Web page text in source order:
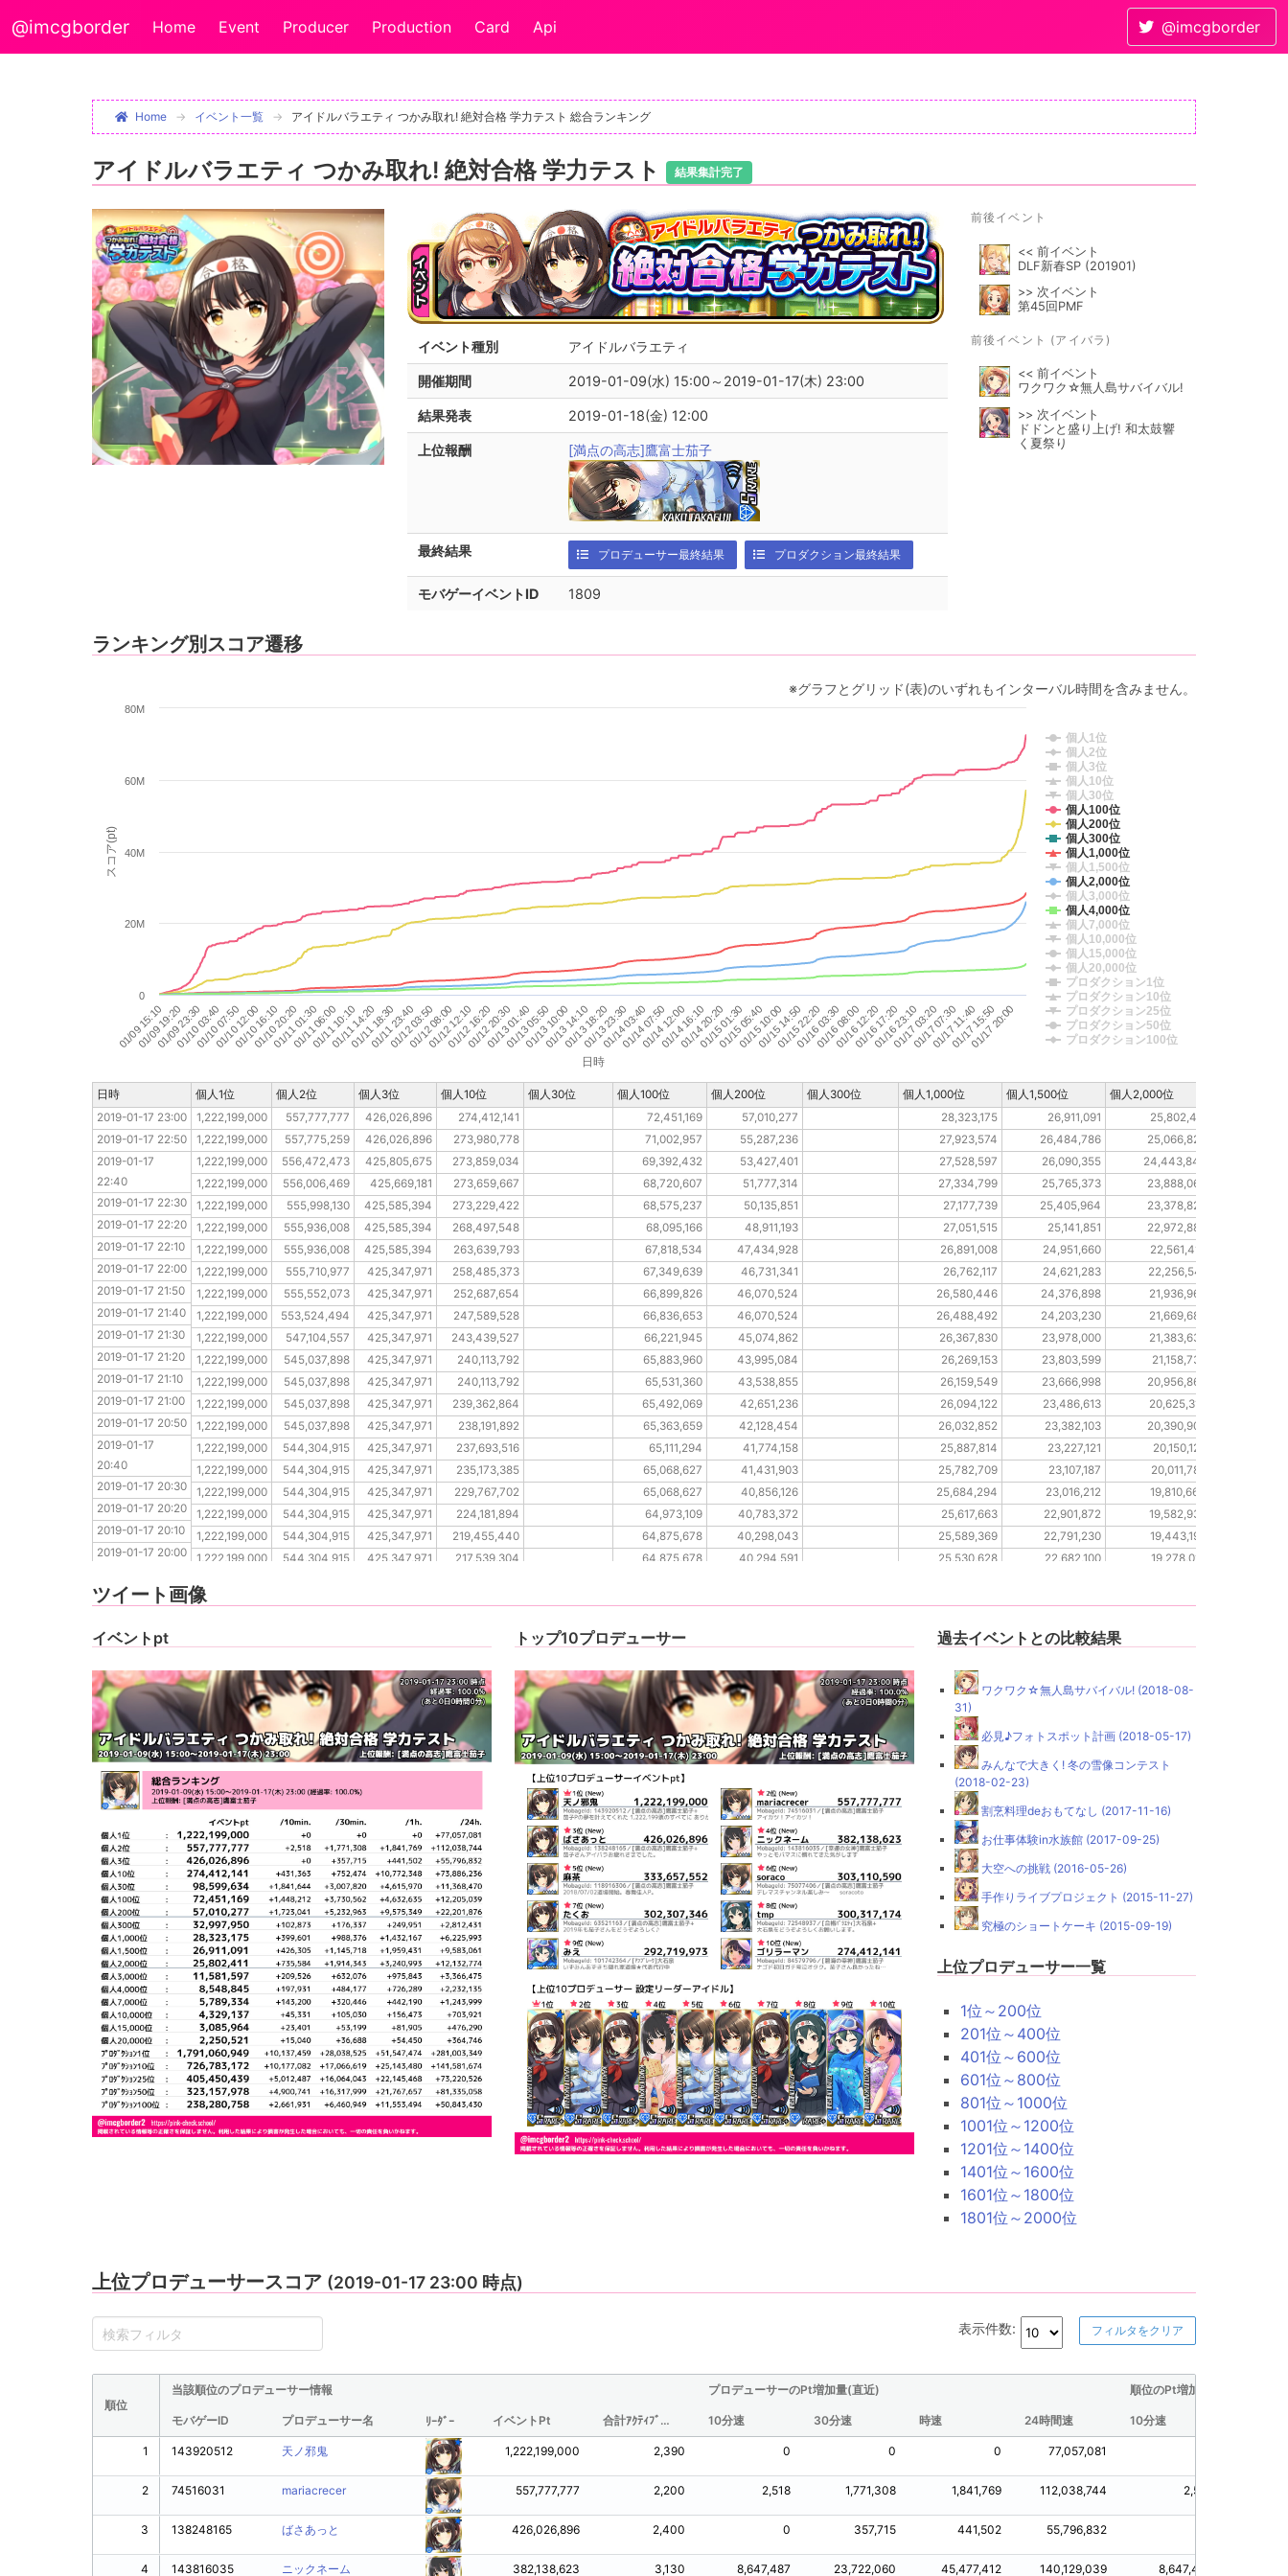
@imcgborder Home Event Producer Production Card Api @imcgborder
Home イベント一覧 アイドルバラエティ つかみ取れ! 絶対合格 学力テスト 総合ランキング
アイドルバラエティ つかみ取れ! 絶対合格 学力テスト 結果集計完了
イベント種別 アイドルバラエティ
開催期間 2019-01-09(水) 15:00～2019-01-17(木) 23:00
結果発表 2019-01-18(金) 12:00
上位報酬 [満点の高志]鷹富士茄子
最終結果 プロデューサー最終結果 プロダクション最終結果
モバゲーイベントID 1809
前後イベント
<< 前イベント
DLF新春SP (201901)
>> 次イベント
第45回PMF
前後イベント (アイバラ)
<< 前イベント
ワクワク☆無人島サバイバル!
>> 次イベント
ドドンと盛り上げ! 和太鼓響
く夏祭り
ランキング別スコア遷移
※グラフとグリッド(表)のいずれもインターバル時間を含みません。
日時
スコア(pt)
個人1位
個人2位
個人3位
個人10位
個人30位
個人100位
個人200位
個人300位
個人1,000位
個人1,500位
個人2,000位
個人3,000位
個人4,000位
個人7,000位
個人10,000位
個人15,000位
個人20,000位
プロダクション1位
プロダクション10位
プロダクション25位
プロダクション50位
プロダクション100位
01/09 15:10 01/13 18:20
01/09 19:20
01/09 23:30
01/10 03:40
01/10 07:50
01/10 12:00
01/10 16:10
01/10 20:20
01/11 01:30
01/11 06:00
01/11 10:10
01/11 14:20
01/11 18:30
01/11 23:40
01/12 03:50
01/12 08:00
01/12 12:10
01/12 16:20
01/12 20:30
01/13 01:40
01/13 05:50
01/13 10:00
01/13 14:1001/13 23:30
01/14 03:40
01/14 07:50
01/14 12:00
01/14 16:10
01/14 20:20
01/15 01:30
01/15 05:40
01/15 10:00
01/15 14:50
01/15 22:20
01/16 03:30
01/16 08:00
01/16 12:20
01/16 17:20
01/16 23:10
01/17 03:20
01/17 07:30
01/17 11:40
01/17 15:50
01/17 20:00
0
20M
40M
60M
80M
2019-01-17 23:00 1,222,199,000 557,777,777 426,026,896 274,412,141 72,451,169 57,010,277 28,323,175 26,911,091 25,802,411
2019-01-17 22:50
1,222,199,000 557,775,259 426,026,896 273,980,778 71,002,957 55,287,236 27,923,574 26,484,786 25,066,827
2019-01-17 22:40
1,222,199,000 556,472,473 425,805,675 273,859,034 69,392,432 53,427,401 27,528,597 26,090,355 24,443,840
2019-01-17 22:30
1,222,199,000 556,006,469 425,669,181 273,659,667 68,720,607 51,777,314 27,334,799 25,765,373 23,888,068
2019-01-17 22:20
1,222,199,000 555,998,130 425,585,394 273,229,422 68,575,237 50,135,851 27,177,739 25,405,964 23,378,823
2019-01-17 22:10
1,222,199,000 555,936,008 425,585,394 268,497,548 68,095,166 48,911,193 27,051,515 25,141,851 22,972,889
2019-01-17 22:00
1,222,199,000 555,936,008 425,585,394 263,639,793 67,818,534 47,434,928 26,891,008 24,951,660 22,561,418
2019-01-17 21:50
1,222,199,000 555,710,977 425,347,971 258,485,373 67,349,639 46,731,341 26,762,117 24,621,283 22,256,541
2019-01-17 21:40
1,222,199,000 555,552,073 425,347,971 252,687,654 66,899,826 46,070,524 26,580,446 24,376,898 21,936,963
2019-01-17 21:30
1,222,199,000 553,524,494 425,347,971 247,589,528 66,836,653 46,070,524 26,488,492 24,203,230 21,669,680
2019-01-17 21:20
1,222,199,000 547,104,557 425,347,971 243,439,527 66,221,945 45,074,862 26,367,830 23,978,000 21,383,635
2019-01-17 21:10
1,222,199,000 545,037,898 425,347,971 240,113,792 65,883,960 43,995,084 26,269,153 23,803,599 21,158,732
2019-01-17 21:00
1,222,199,000 545,037,898 425,347,971 240,113,792 65,531,360 43,538,855 26,159,549 23,666,998 20,956,869
2019-01-17 20:50
1,222,199,000 545,037,898 425,347,971 239,362,864 65,492,069 42,651,236 26,094,122 23,486,613 20,625,318
2019-01-17 20:40
1,222,199,000 545,037,898 425,347,971 238,191,892 65,363,659 42,128,454 26,032,852 23,382,103 20,390,908
2019-01-17 20:30
1,222,199,000 544,304,915 425,347,971 237,693,516 65,111,294 41,774,158 25,887,814 23,227,121 20,150,125
2019-01-17 20:20
1,222,199,000 544,304,915 425,347,971 235,173,385 65,068,627 41,431,903 25,782,709 23,107,187 20,011,785
2019-01-17 20:10
1,222,199,000 544,304,915 425,347,971 229,767,702 65,068,627 40,856,126 25,684,294 23,016,212 19,810,664
2019-01-17 20:00
1,222,199,000 544,304,915 425,347,971 224,181,894 64,973,109 40,783,372 25,617,663 22,901,872 19,582,939
2019-01-17 19:50
1,222,199,000 544,304,915 425,347,971 219,455,440 64,875,678 40,298,043 25,589,369 22,791,230 19,443,190
2019-01-17 19:40
1,222,199,000 544,304,915 425,347,971 217,539,304 64,875,678 40,294,591 25,530,628 22,682,100 19,278,012
日時 個人1位 個人2位 個人3位 個人10位 個人30位 個人100位 個人200位 個人300位 個人1,000位 個人1,500位 個人2,000位
2019-01-17 23:00
2019-01-17 22:50
2019-01-17
22:40
2019-01-17 22:30
2019-01-17 22:20
2019-01-17 22:10
2019-01-17 22:00
2019-01-17 21:50
2019-01-17 21:40
2019-01-17 21:30
2019-01-17 21:20
2019-01-17 21:10
2019-01-17 21:00
2019-01-17 20:50
2019-01-17
20:40
2019-01-17 20:30
2019-01-17 20:20
2019-01-17 20:10
2019-01-17 20:00
2019-01-17 19:40
日時
ツイート画像
イベントpt トップ10プロデューサー 過去イベントとの比較結果
ワクワク☆無人島サバイバル! (2018-08-
31)
必見♪フォトスポット計画 (2018-05-17)
みんなで大きく! 冬の雪像コンテスト
(2018-02-23)
割烹料理deおもてなし (2017-11-16)
お仕事体験in水族館 (2017-09-25)
大空への挑戦 (2016-05-26)
手作りライブプロジェクト (2015-11-27)
究極のショートケーキ (2015-09-19)
上位プロデューサー一覧
1位～200位
201位～400位
401位～600位
601位～800位
801位～1000位
1001位～1200位
1201位～1400位
1401位～1600位
1601位～1800位
1801位～2000位
上位プロデューサースコア (2019-01-17 23:00 時点)
表示件数: フィルタをクリア
順位
当該順位のプロデューサー情報 プロデューサーのPt増加量(直近) 順位のPt増加量(直近)
モバゲーID プロデューサー名 ﾘｰﾀﾞｰ イベントPt 合計ｱｸﾃｨﾌﾞ時間(分/観測されたものからの推定値) 10分速 30分速 時速 24時間速 10分速
1
2
3
4
143920512 天ノ邪鬼 1,222,199,000 2,390 0 0 0 77,057,081
74516031 mariacrecer 557,777,777 2,200 2,518 1,771,308 1,841,769 112,038,744 2,518
138248165 ばさあっと 426,026,896 2,400 0 357,715 441,502 55,796,832
143816035 ニックネーム 382,138,623 3,130 8,647,487 23,722,060 45,477,412 140,129,039 8,647,487